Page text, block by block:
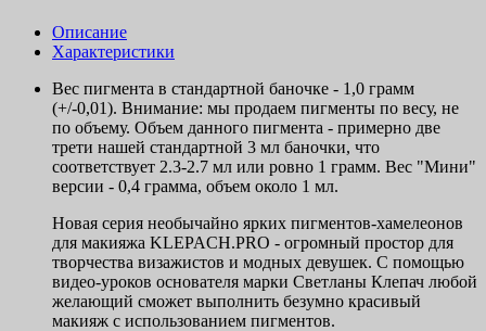
Описание
Характеристики
Вес пигмента в стандартной баночке - 1,0 грамм
(+/-0,01). Внимание: мы продаем пигменты по весу, не
по объему. Объем данного пигмента - примерно две
трети нашей стандартной 3 мл баночки, что
соответствует 2.3-2.7 мл или ровно 1 грамм. Вес "Мини"
версии - 0,4 грамма, объем около 1 мл.
Новая серия необычайно ярких пигментов-хамелеонов
для макияжа KLEPACH.PRO - огромный простор для
творчества визажистов и модных девушек. С помощью
видео-уроков основателя марки Светланы Клепач любой
желающий сможет выполнить безумно красивый
макияж с использованием пигментов.